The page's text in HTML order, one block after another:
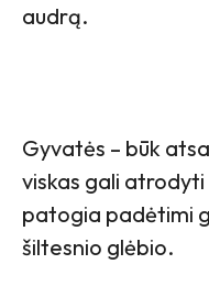
audrą.
Gyvatės – būk
viskas gali
patogia padėtimi
šiltesnio glėbio.